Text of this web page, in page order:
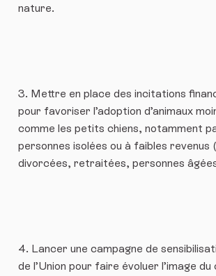
nature.
3. Mettre en place des incitations
pour favoriser l’adoption d’animaux
comme les petits chiens, notamment
personnes isolées ou à faibles revenus
divorcées, retraitées, personnes
4. Lancer une campagne de
de l’Union pour faire évoluer l’image du